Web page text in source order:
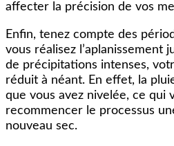
affecter la précision de vos
Enfin, tenez compte des
vous réalisez l’aplanissement
de précipitations intenses,
réduit à néant. En effet, la
que vous avez nivelée, ce qui
recommencer le processus
nouveau sec.